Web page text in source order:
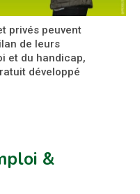
privés peuvent
de leurs
et du handicap,
développé
&